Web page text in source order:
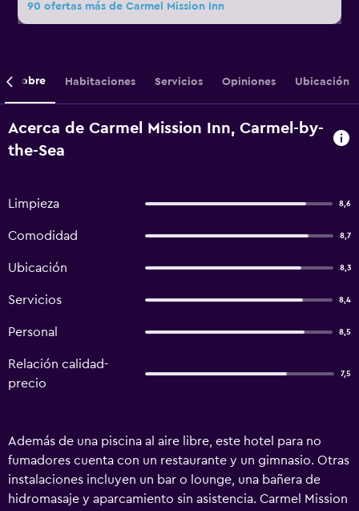
90 ofertas más de Carmel Mission Inn
Sobre Habitaciones Servicios Opiniones Ubicación
Acerca de Carmel Mission Inn, Carmel-by-
the-Sea
Limpieza 8,6
Comodidad 8,7
Ubicación 8,3
Servicios 8,4
Personal 8,5
Relación calidad-
precio
7,5
Además de una piscina al aire libre, este hotel para no
fumadores cuenta con un restaurante y un gimnasio. Otras
instalaciones incluyen un bar o lounge, una bañera de
hidromasaje y aparcamiento sin asistencia. Carmel Mission